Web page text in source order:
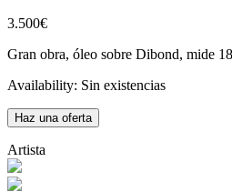
3.500€
Gran obra, óleo sobre Dibond, mide
Availability: Sin existencias
Haz una oferta
Artista